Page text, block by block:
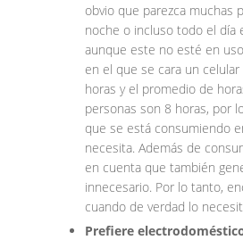
obvio que parezca muchas
noche o incluso todo el día
aunque este no esté en
en el que se cara un
horas y el promedio de
personas son 8 horas, por
que se está consumiendo
necesita. Además de
en cuenta que también
innecesario. Por lo tanto,
cuando de verdad lo
Prefiere